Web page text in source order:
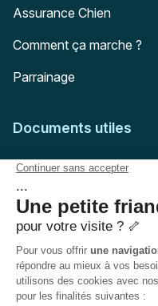
Assurance Chien
Comment ça marche ?
Parrainage
Documents utiles
Feuille de soins
Conditions générales
Politique de confidentialité
Politique des Cookies
Accessibilité :